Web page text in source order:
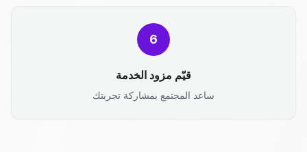
6
قيّم مزود الخدمة
ساعد المجتمع بمشاركة تجربتك